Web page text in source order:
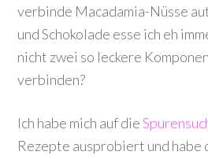
verbinde Macadamia-Nüsse
und Schokolade esse ich eh
nicht zwei so leckere
verbinden?
Ich habe mich auf die
Rezepte ausprobiert und habe